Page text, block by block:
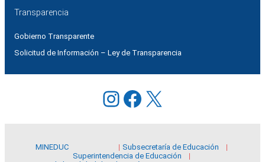
Transparencia
Gobierno Transparente
Solicitud de Información – Ley de Transparencia
Instagram
Facebook
X
MINEDUC
Subsecretaría de Educación
Superintendencia de Educación